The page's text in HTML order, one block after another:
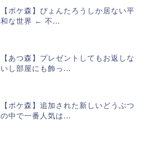
【ポケ森】ぴょんたろうしか居ない平
和な世界 ← 不...
【あつ森】プレゼントしてもお返しな
いし部屋にも飾っ...
【ポケ森】追加された新しいどうぶつ
の中で一番人気は...